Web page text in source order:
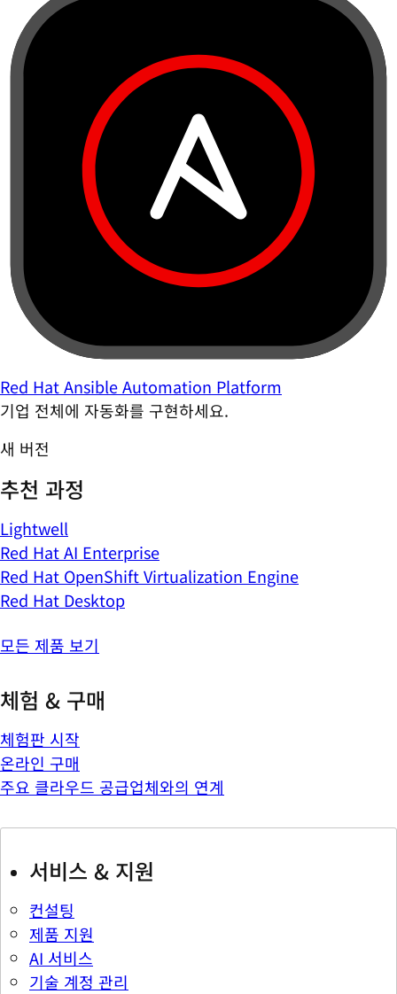
Red Hat Ansible Automation Platform
기업 전체에 자동화를 구현하세요.
새 버전
추천 과정
Lightwell
Red Hat AI Enterprise
Red Hat OpenShift Virtualization Engine
Red Hat Desktop
모든 제품 보기
체험 & 구매
체험판 시작
온라인 구매
주요 클라우드 공급업체와의 연계
서비스 & 지원
컨설팅
제품 지원
AI 서비스
기술 계정 관리